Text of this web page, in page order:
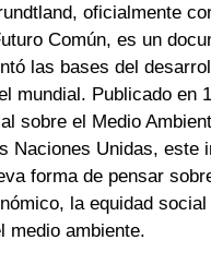
oficialmente
Común, es un
las bases del
mundial. Publicado en
sobre el Medio
Naciones Unidas, este
forma de pensar
la equidad
medio ambiente.